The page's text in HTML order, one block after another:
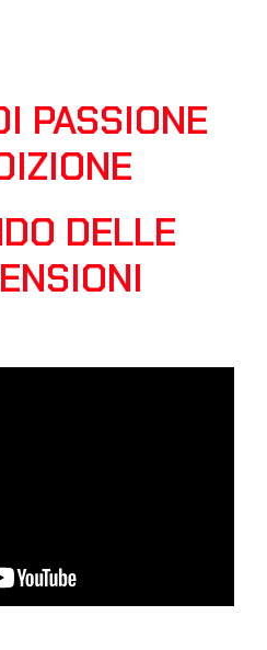
PASSIONE
DELLE